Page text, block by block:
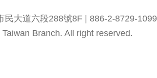
大道六段288號8F | 886-2-8729-1099
Branch. All right reserved.